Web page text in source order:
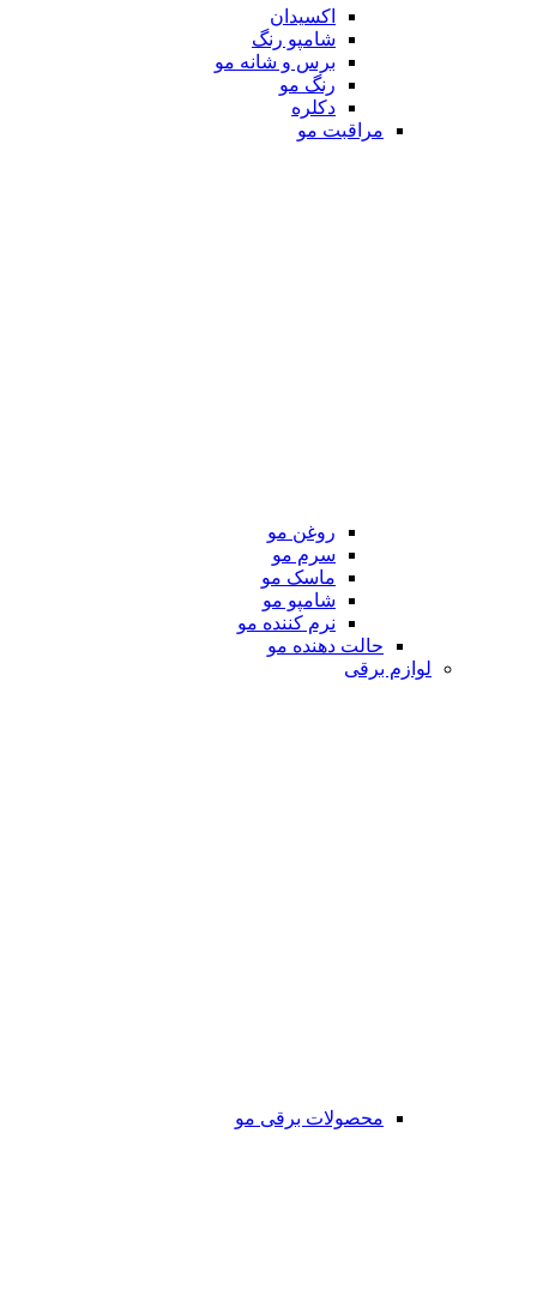
اکسیدان
شامپو رنگ
برس و شانه مو
رنگ مو
دکلره
مراقبت مو
روغن مو
سرم مو
ماسک مو
شامپو مو
نرم کننده مو
حالت دهنده مو
لوازم برقی
محصولات برقی مو